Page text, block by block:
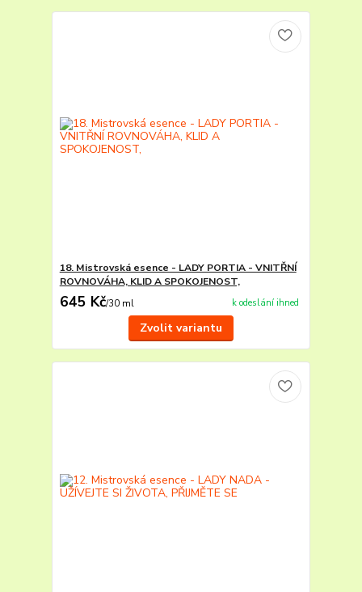
18. Mistrovská esence - LADY PORTIA - VNITŘNÍ
ROVNOVÁHA, KLID A SPOKOJENOST,
645 Kč/30 ml k odeslání ihned
Zvolit variantu